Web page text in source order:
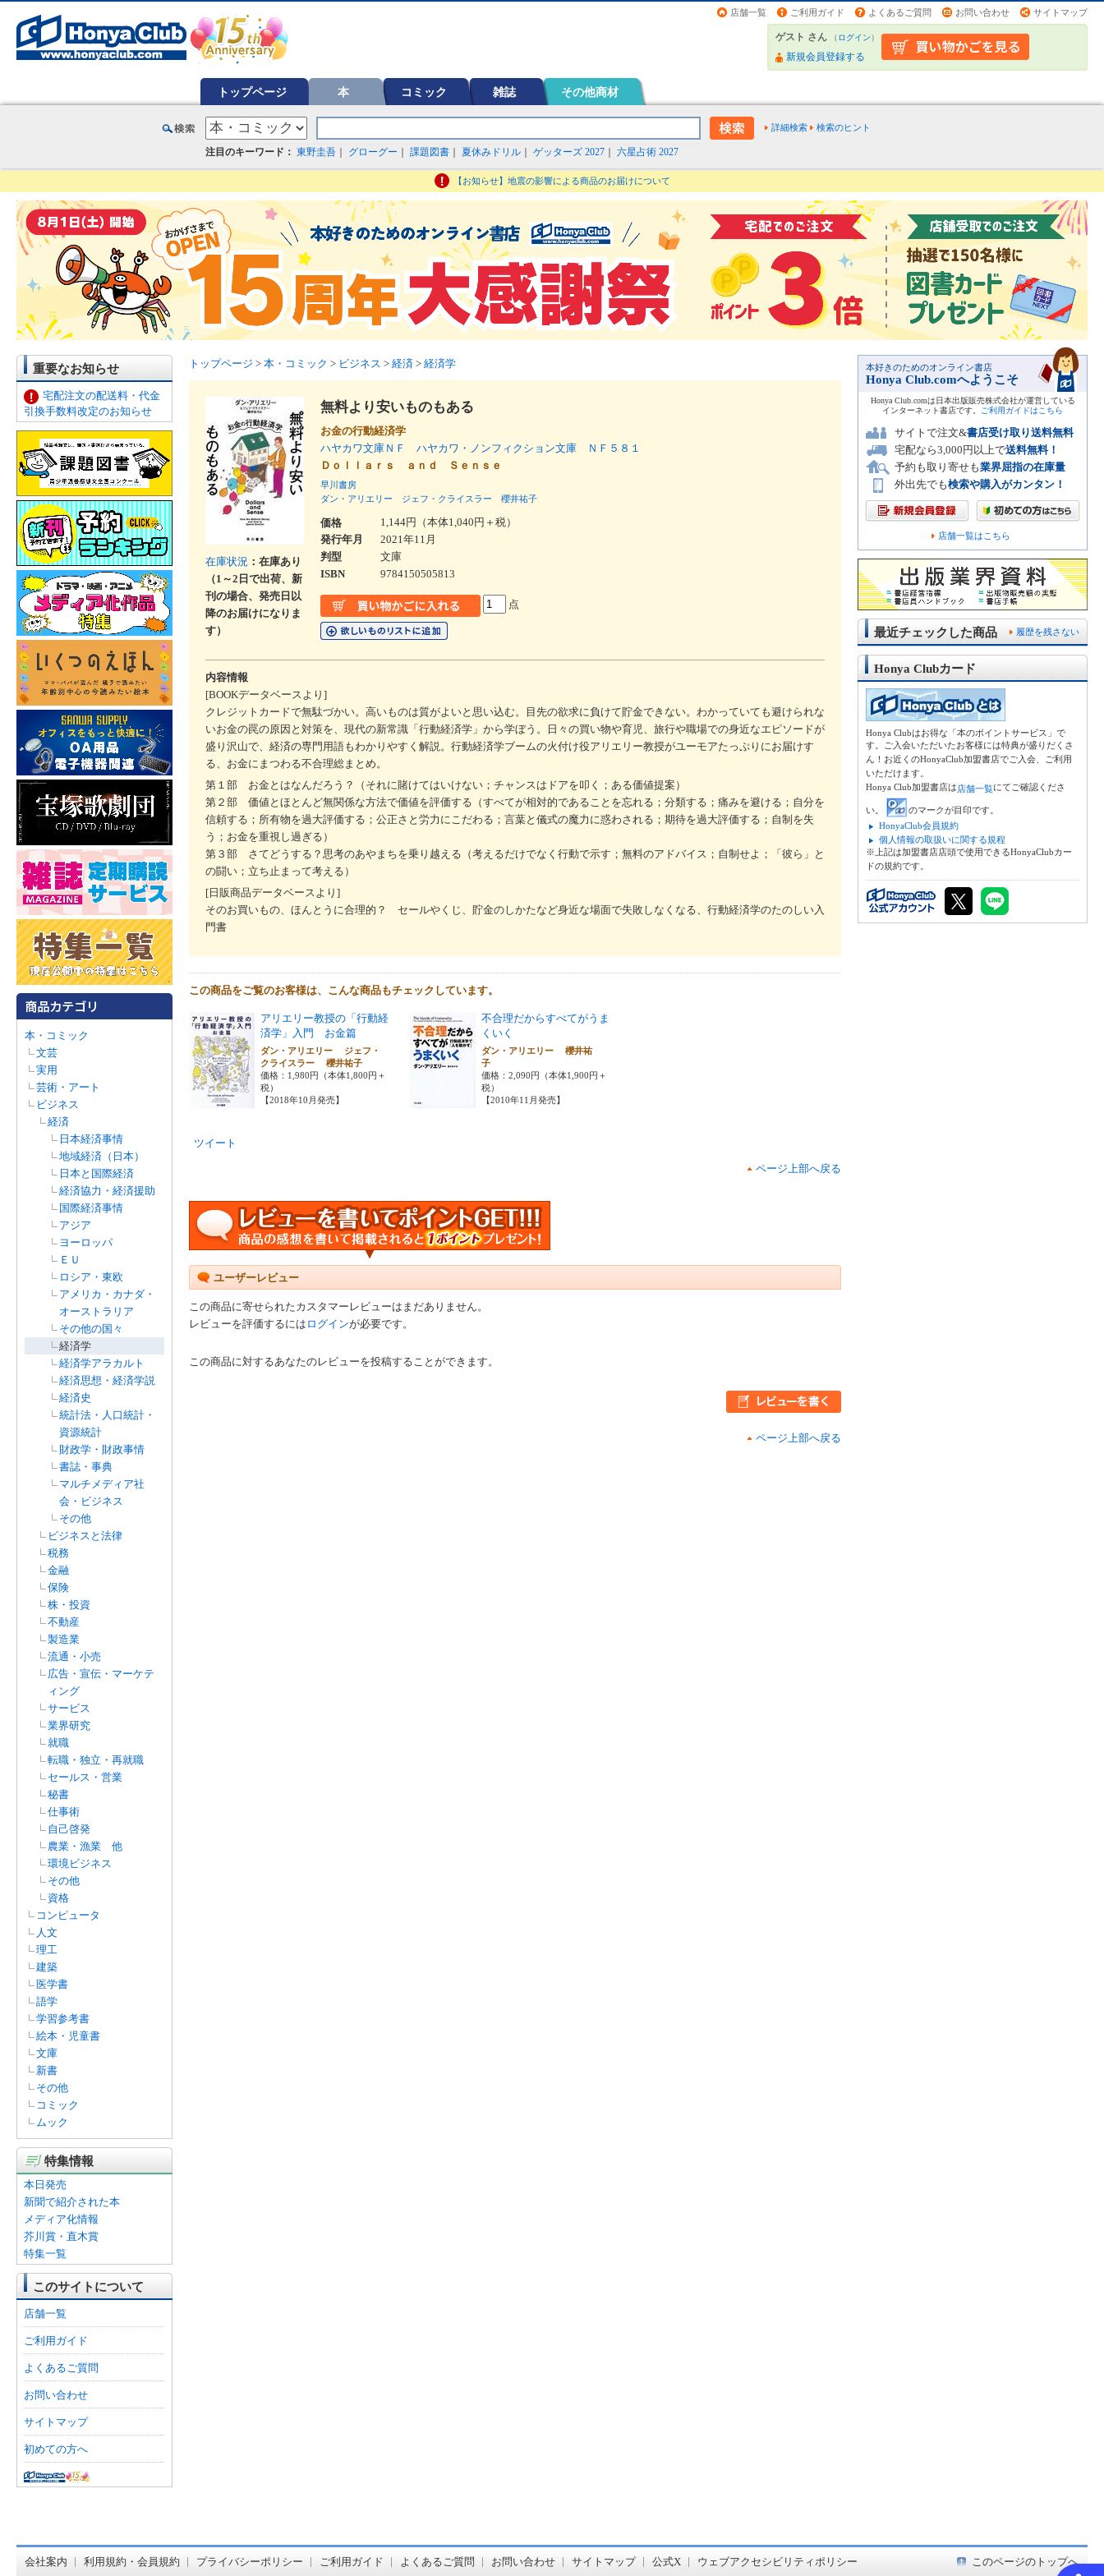
店舗一覧 ご利用ガイド よくあるご質問 お問い合わせ サイトマップ
ゲスト さん （ログイン）
新規会員登録する
トップページ 本 コミック 雑誌 その他商材
詳細検索 検索のヒント
注目のキーワード： 東野圭吾 グローグー 課題図書 夏休みドリル ゲッターズ 2027 六星占術 2027
【お知らせ】地震の影響による商品のお届けについて
重要なお知らせ
宅配注文の配送料・代金
引換手数料改定のお知らせ
本・コミック
文芸
実用
芸術・アート
ビジネス
経済
日本経済事情
地域経済（日本）
日本と国際経済
経済協力・経済援助
国際経済事情
アジア
ヨーロッパ
ＥＵ
ロシア・東欧
アメリカ・カナダ・
オーストラリア
その他の国々
経済学
経済学アラカルト
経済思想・経済学説
経済史
統計法・人口統計・
資源統計
財政学・財政事情
書誌・事典
マルチメディア社
会・ビジネス
その他
ビジネスと法律
税務
金融
保険
株・投資
不動産
製造業
流通・小売
広告・宣伝・マーケテ
ィング
サービス
業界研究
就職
転職・独立・再就職
セールス・営業
秘書
仕事術
自己啓発
農業・漁業 他
環境ビジネス
その他
資格
コンピュータ
人文
理工
建築
医学書
語学
学習参考書
絵本・児童書
文庫
新書
その他
コミック
ムック
特集情報
本日発売
新聞で紹介された本
メディア化情報
芥川賞・直木賞
特集一覧
このサイトについて
店舗一覧
ご利用ガイド
よくあるご質問
お問い合わせ
サイトマップ
初めての方へ
トップページ > 本・コミック > ビジネス > 経済 > 経済学
在庫状況 ：在庫あり
（1～2日で出荷、新
刊の場合、発売日以
降のお届けになりま
す）
無料より安いものもある
お金の行動経済学
ハヤカワ文庫ＮＦ ハヤカワ・ノンフィクション文庫 ＮＦ５８１
Ｄｏｌｌａｒｓ ａｎｄ Ｓｅｎｓｅ
早川書房
ダン・アリエリー
ジェフ・クライスラー 櫻井祐子
価格
1,144円（本体1,040円＋税）
発行年月
2021年11月
判型
文庫
ISBN
9784150505813
点
内容情報
[BOOKデータベースより]
クレジットカードで無駄づかい。高いものは質がよいと思い込む。目先の欲求に負けて貯金できない。わかっていても避けられな
いお金の罠の原因と対策を、現代の新常識「行動経済学」から学ぼう。日々の買い物や育児、旅行や職場での身近なエピソードが
盛り沢山で、経済の専門用語もわかりやすく解説。行動経済学ブームの火付け役アリエリー教授がユーモアたっぷりにお届けす
る、お金にまつわる不合理総まとめ。
第１部 お金とはなんだろう？（それに賭けてはいけない；チャンスはドアを叩く；ある価値提案）
第２部 価値とほとんど無関係な方法で価値を評価する（すべてが相対的であることを忘れる；分類する；痛みを避ける；自分を
信頼する；所有物を過大評価する；公正さと労力にこだわる；言葉と儀式の魔力に惑わされる；期待を過大評価する；自制を失
う；お金を重視し過ぎる）
第３部 さてどうする？思考のあやまちを乗り越える（考えるだけでなく行動で示す；無料のアドバイス；自制せよ；「彼ら」と
の闘い；立ち止まって考える）
[日販商品データベースより]
そのお買いもの、ほんとうに合理的？ セールやくじ、貯金のしかたなど身近な場面で失敗しなくなる、行動経済学のたのしい入
門書
この商品をご覧のお客様は、こんな商品もチェックしています。
アリエリー教授の「行動経
済学」入門 お金篇
ダン・アリエリー ジェフ・
クライスラー 櫻井祐子
価格：1,980円（本体1,800円＋
税）
【2018年10月発売】
不合理だからすべてがうま
くいく
ダン・アリエリー 櫻井祐
子
価格：2,090円（本体1,900円＋
税）
【2010年11月発売】
ツイート
ページ上部へ戻る
ユーザーレビュー
この商品に寄せられたカスタマーレビューはまだありません。
レビューを評価するには ログインが必要です。
この商品に対するあなたのレビューを投稿することができます。
ページ上部へ戻る
本好きのためのオンライン書店
Honya Club.comへようこそ
Honya Club.comは日本出版販売株式会社が運営している
インターネット書店です。
ご利用ガイドはこちら
サイトで注文&書店受け取り送料無料
宅配なら3,000円以上で送料無料！
予約も取り寄せも業界屈指の在庫量
外出先でも検索や購入がカンタン！
店舗一覧はこちら
履歴を残さない
最近チェックした商品
Honya Clubカード
Honya Clubはお得な「本のポイントサービス」で
す。ご入会いただいたお客様には特典が盛りだくさ
ん！お近くのHonyaClub加盟書店でご入会、ご利用
いただけます。
Honya Club加盟書店は店舗一覧にてご確認くださ
い。
のマークが目印です。
HonyaClub会員規約
個人情報の取扱いに関する規程
※上記は加盟書店店頭で使用できるHonyaClubカー
ドの規約です。
会社案内 利用規約・会員規約 プライバシーポリシー ご利用ガイド よくあるご質問 お問い合わせ サイトマップ 公式X ウェブアクセシビリティポリシー このページのトップへ